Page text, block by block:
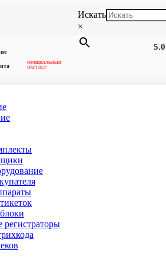
Искать
×
ОФИЦИАЛЬНЫЙ
ПАРТНЕР
5.0
компьютер-моноблок
Петербурге